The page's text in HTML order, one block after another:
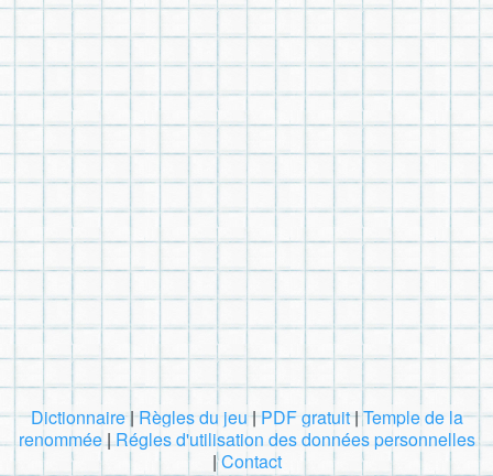
Dictionnaire|Règles du jeu|PDF gratuit|Temple de la
renommée|Régles d'utilisation des données personnelles
|Contact